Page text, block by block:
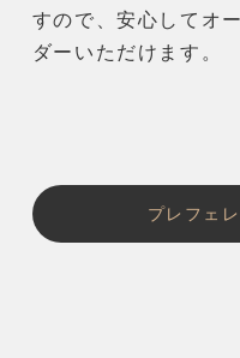
すので、安心してオー
ダーいただけます。
プレフェ